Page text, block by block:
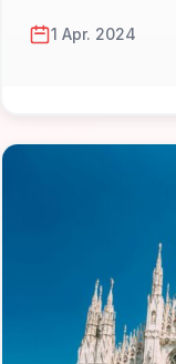
1 Apr. 2024